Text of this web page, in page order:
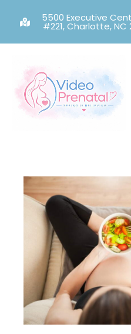
5500 Executive
#221, Charlotte, NC